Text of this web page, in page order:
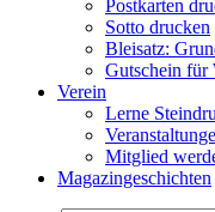
Postkarten
Sotto drucken
Bleisatz:
Gutschein für
Verein
Lerne
Mitglied
Magazingeschichten